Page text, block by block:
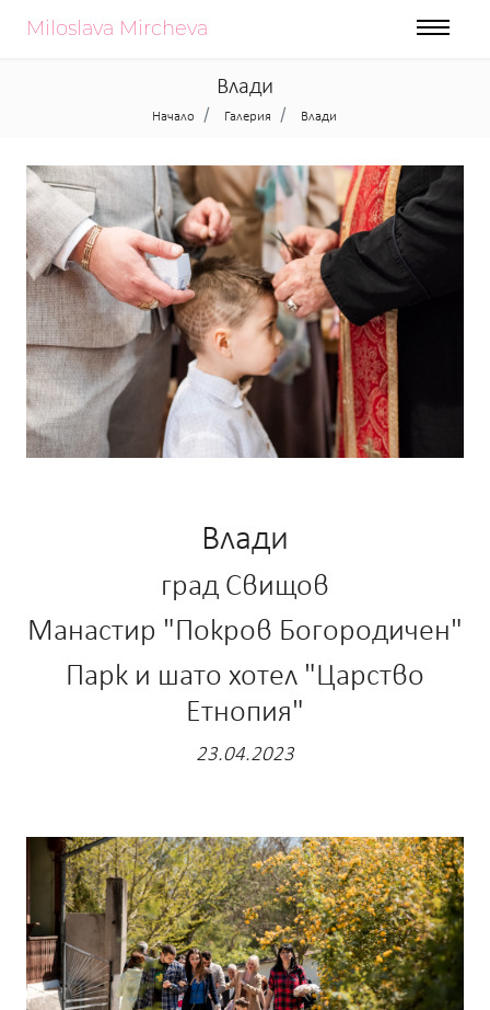
Miloslava Mircheva
Влади
Начало Галерия Влади
Влади
град Свищов
Манастир "Покров Богородичен"
Парк и шато хотел "Царство
Етнопия"
23.04.2023